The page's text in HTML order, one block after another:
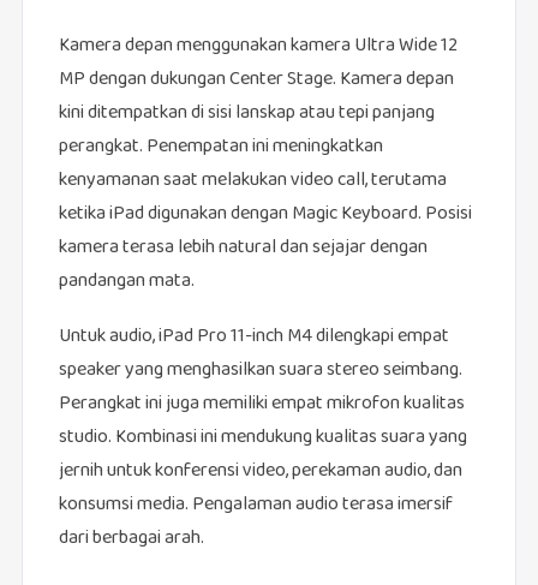
Kamera depan menggunakan kamera Ultra Wide 12
MP dengan dukungan Center Stage. Kamera depan
kini ditempatkan di sisi lanskap atau tepi panjang
perangkat. Penempatan ini meningkatkan
kenyamanan saat melakukan video call, terutama
ketika iPad digunakan dengan Magic Keyboard. Posisi
kamera terasa lebih natural dan sejajar dengan
pandangan mata.
Untuk audio, iPad Pro 11-inch M4 dilengkapi empat
speaker yang menghasilkan suara stereo seimbang.
Perangkat ini juga memiliki empat mikrofon kualitas
studio. Kombinasi ini mendukung kualitas suara yang
jernih untuk konferensi video, perekaman audio, dan
konsumsi media. Pengalaman audio terasa imersif
dari berbagai arah.